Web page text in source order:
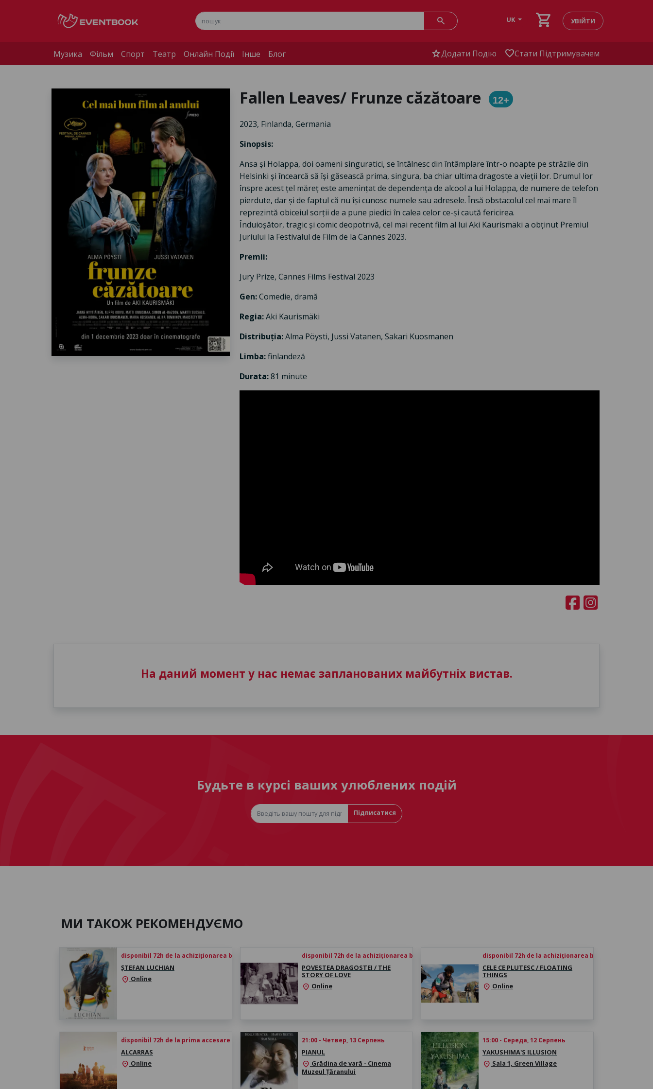
search UK shopping_cart УВІЙТИ
Музика Фільм Спорт Театр Онлайн Події Інше Блог starДодати Подію favoriteСтати Підтримувачем
Fallen Leaves/ Frunze căzătoare 12+
2023, Finlanda, Germania
Sinopsis:
Ansa și Holappa, doi oameni singuratici, se întâlnesc din întâmplare într-o noapte pe străzile din
Helsinki și încearcă să își găsească prima, singura, ba chiar ultima dragoste a vieții lor. Drumul lor
înspre acest țel măreț este amenințat de dependența de alcool a lui Holappa, de numere de telefon
pierdute, dar și de faptul că nu își cunosc numele sau adresele. Însă obstacolul cel mai mare îl
reprezintă obiceiul sorții de a pune piedici în calea celor ce-și caută fericirea.
Înduioșător, tragic și comic deopotrivă, cel mai recent film al lui Aki Kaurismäki a obținut Premiul
Juriului la Festivalul de Film de la Cannes 2023.
Premii:
Jury Prize, Cannes Films Festival 2023
Gen:Comedie, dramă
Regia:Aki Kaurismäki
Distribuția:Alma Pöysti, Jussi Vatanen, Sakari Kuosmanen
Limba:finlandeză
Durata:81 minute
На даний момент у нас немає запланованих майбутніх вистав.
Будьте в курсі ваших улюблених подій
Підписатися
МИ ТАКОЖ РЕКОМЕНДУЄМО
disponibil 72h de la achiziționarea biletului
ȘTEFAN LUCHIAN
location_on Online
disponibil 72h de la achiziționarea biletului
POVESTEA DRAGOSTEI / THE
STORY OF LOVE
location_on Online
disponibil 72h de la achiziționarea biletului
CELE CE PLUTESC / FLOATING
THINGS
location_on Online
disponibil 72h de la prima accesare
ALCARRAS
location_on Online
21:00 - Четвер, 13 Серпень
PIANUL
location_on Grădina de vară - Cinema
Muzeul Țăranului
15:00 - Середа, 12 Серпень
YAKUSHIMA'S ILLUSION
location_on Sala 1, Green Village